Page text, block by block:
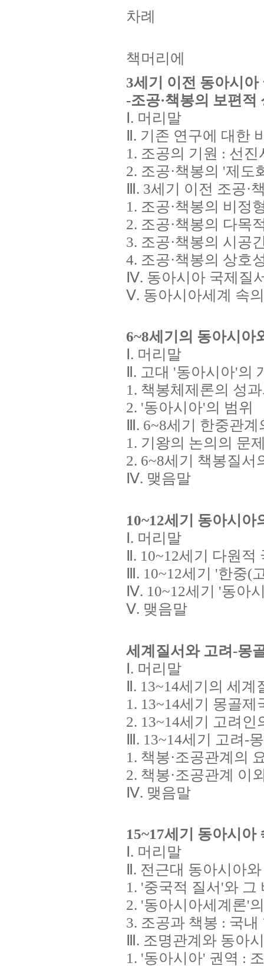
차례
책머리에
3세기 이전 동아시아
-조공·책봉의 보편적
Ⅰ. 머리말
Ⅱ. 기존 연구에 대한
1. 조공의 기원 : 선
2. 조공·책봉의 '제도
Ⅲ. 3세기 이전 조공·
1. 조공·책봉의 비정
2. 조공·책봉의 다목
3. 조공·책봉의 시공
4. 조공·책봉의 상호
Ⅳ. 동아시아 국제질
Ⅴ. 동아시아세계 속
6~8세기의 동아시아
Ⅰ. 머리말
Ⅱ. 고대 '동아시아'의
1. 책봉체제론의 성
2. '동아시아'의 범위
Ⅲ. 6~8세기 한중관
1. 기왕의 논의의 문
2. 6~8세기 책봉질서
Ⅳ. 맺음말
10~12세기 동아시아
Ⅰ. 머리말
Ⅱ. 10~12세기 다원적
Ⅲ. 10~12세기 '한중(
Ⅳ. 10~12세기 '동아
Ⅴ. 맺음말
세계질서와 고려-몽
Ⅰ. 머리말
Ⅱ. 13~14세기의 세
1. 13~14세기 몽골
2. 13~14세기 고려인
Ⅲ. 13~14세기 고려-
1. 책봉·조공관계의
2. 책봉·조공관계 이
Ⅳ. 맺음말
15~17세기 동아시아
Ⅰ. 머리말
Ⅱ. 전근대 동아시아
1. '중국적 질서'와 그
2. '동아시아세계론'
3. 조공과 책봉 : 국내
Ⅲ. 조명관계와 동아
1. '동아시아' 권역 :